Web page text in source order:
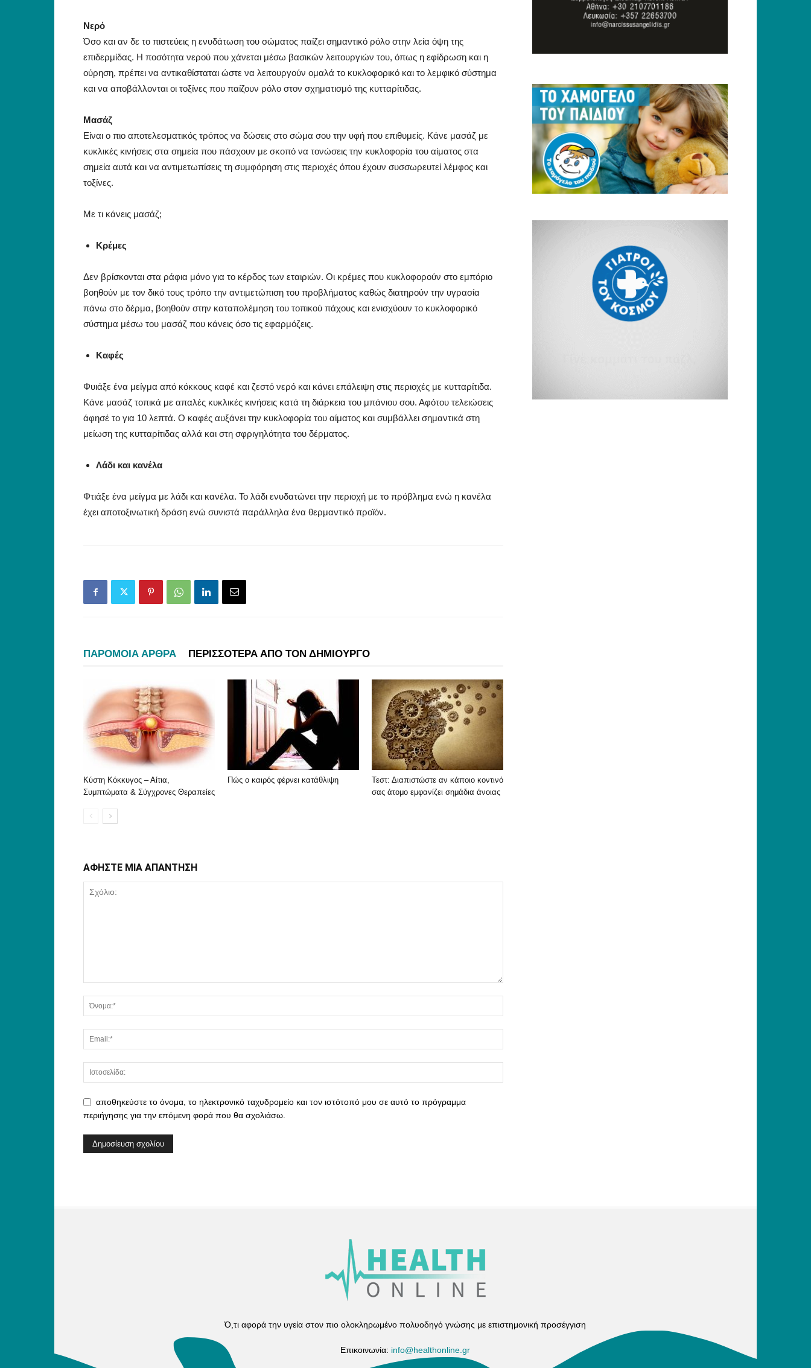
Νερό
Όσο και αν δε το πιστεύεις η ενυδάτωση του σώματος παίζει σημαντικό ρόλο στην λεία όψη της
επιδερμίδας. Η ποσότητα νερού που χάνεται μέσω βασικών λειτουργιών του, όπως η εφίδρωση και η
ούρηση, πρέπει να αντικαθίσταται ώστε να λειτουργούν ομαλά το κυκλοφορικό και το λεμφικό σύστημα
και να αποβάλλονται οι τοξίνες που παίζουν ρόλο στον σχηματισμό της κυτταρίτιδας.
Μασάζ
Είναι ο πιο αποτελεσματικός τρόπος να δώσεις στο σώμα σου την υφή που επιθυμείς. Κάνε μασάζ με
κυκλικές κινήσεις στα σημεία που πάσχουν με σκοπό να τονώσεις την κυκλοφορία του αίματος στα
σημεία αυτά και να αντιμετωπίσεις τη συμφόρηση στις περιοχές όπου έχουν συσσωρευτεί λέμφος και
τοξίνες.
Με τι κάνεις μασάζ;
Κρέμες
Δεν βρίσκονται στα ράφια μόνο για το κέρδος των εταιριών. Οι κρέμες που κυκλοφορούν στο εμπόριο
βοηθούν με τον δικό τους τρόπο την αντιμετώπιση του προβλήματος καθώς διατηρούν την υγρασία
πάνω στο δέρμα, βοηθούν στην καταπολέμηση του τοπικού πάχους και ενισχύουν το κυκλοφορικό
σύστημα μέσω του μασάζ που κάνεις όσο τις εφαρμόζεις.
Καφές
Φυιάξε ένα μείγμα από κόκκους καφέ και ζεστό νερό και κάνει επάλειψη στις περιοχές με κυτταρίτιδα.
Κάνε μασάζ τοπικά με απαλές κυκλικές κινήσεις κατά τη διάρκεια του μπάνιου σου. Αφότου τελειώσεις
άφησέ το για 10 λεπτά. Ο καφές αυξάνει την κυκλοφορία του αίματος και συμβάλλει σημαντικά στη
μείωση της κυτταρίτιδας αλλά και στη σφριγηλότητα του δέρματος.
Λάδι και κανέλα
Φτιάξε ένα μείγμα με λάδι και κανέλα. Το λάδι ενυδατώνει την περιοχή με το πρόβλημα ενώ η κανέλα
έχει αποτοξινωτική δράση ενώ συνιστά παράλληλα ένα θερμαντικό προϊόν.
ΠΑΡΟΜΟΙΑ ΑΡΘΡΑ ΠΕΡΙΣΣΟΤΕΡΑ ΑΠΟ ΤΟΝ ΔΗΜΙΟΥΡΓΟ
Κύστη Κόκκυγος – Αίτια,
Συμπτώματα & Σύγχρονες Θεραπείες
Πώς ο καιρός φέρνει κατάθλιψη
Τεστ: Διαπιστώστε αν κάποιο κοντινό
σας άτομο εμφανίζει σημάδια άνοιας
ΑΦΗΣΤΕ ΜΙΑ ΑΠΑΝΤΗΣΗ
αποθηκεύστε το όνομα, το ηλεκτρονικό ταχυδρομείο και τον ιστότοπό μου σε αυτό το πρόγραμμα
περιήγησης για την επόμενη φορά που θα σχολιάσω.
Ό,τι αφορά την υγεία στον πιο ολοκληρωμένο πολυοδηγό γνώσης με επιστημονική προσέγγιση
Επικοινωνία: info@healthonline.gr